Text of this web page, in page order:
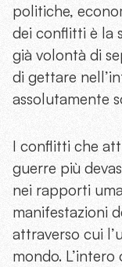
politiche,
dei conflitti è la
già volontà di
di gettare
assolutamente
I conflitti che
guerre più
nei rapporti
manifestazioni
attraverso cui
mondo.